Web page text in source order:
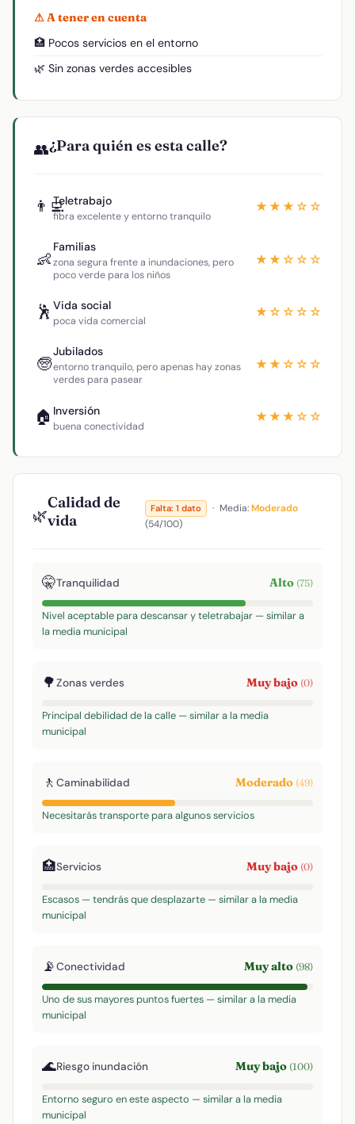
⚠ A tener en cuenta
🏥 Pocos servicios en el entorno
🌿 Sin zonas verdes accesibles
👥¿Para quién es esta calle?
👨‍💻Teletrabajo
fibra excelente y entorno tranquilo
★★★☆☆
👶
Familias
zona segura frente a inundaciones, pero
poco verde para los niños
★★☆☆☆
🕺 Vida social
poca vida comercial
★☆☆☆☆
🧓
Jubilados
entorno tranquilo, pero apenas hay zonas
verdes para pasear
★★☆☆☆
🏠 Inversión
buena conectividad
★★★☆☆
🌿
Calidad de
vida
Falta: 1 dato · Media:Moderado
(54/100)
🤫Tranquilidad Alto (75)
Nivel aceptable para descansar y teletrabajar — similar a
la media municipal
🌳Zonas verdes Muy bajo (0)
Principal debilidad de la calle — similar a la media
municipal
🚶 Caminabilidad Moderado (49)
Necesitarás transporte para algunos servicios
🏥Servicios Muy bajo (0)
Escasos — tendrás que desplazarte — similar a la media
municipal
📡Conectividad Muy alto (98)
Uno de sus mayores puntos fuertes — similar a la media
municipal
🌊Riesgo inundación Muy bajo (100)
Entorno seguro en este aspecto — similar a la media
municipal